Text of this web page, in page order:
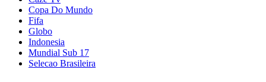
Copa Do Mundo
Fifa
Globo
Indonesia
Mundial Sub 17
Selecao Brasileira